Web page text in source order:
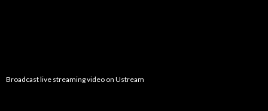
Broadcast live streaming video on Ustream